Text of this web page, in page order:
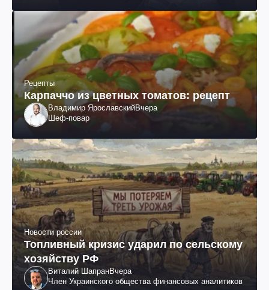
Рецепты
Карпаччо из цветных томатов: рецепт
Владимир ЯрославскийВчера
Шеф-повар
Новости россии
Топливный кризис ударил по сельскому
хозяйству РФ
Виталий ШапранВчера
Член Украинского общества финансовых аналитиков